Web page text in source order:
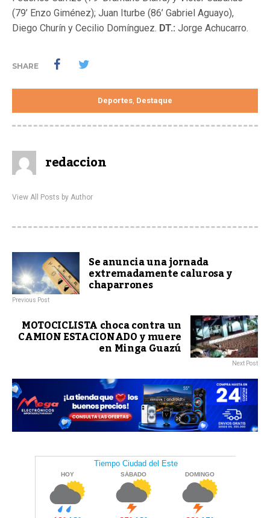
(79’ Enzo Giménez); Juan Iturbe (86’ Gabriel Aguayo),
Diego Churín y Cecilio Domínguez. DT.: Jorge Achucarro.
SHARE
Deportes, Destaque
redaccion
View All Posts by Author
Se anuncia una jornada
extremadamente calurosa y
chaparrones
Previous Post
MOTOCICLISTA choca contra un
CAMION ESTACIONADO y muere
en Minga Guazú
Next Post